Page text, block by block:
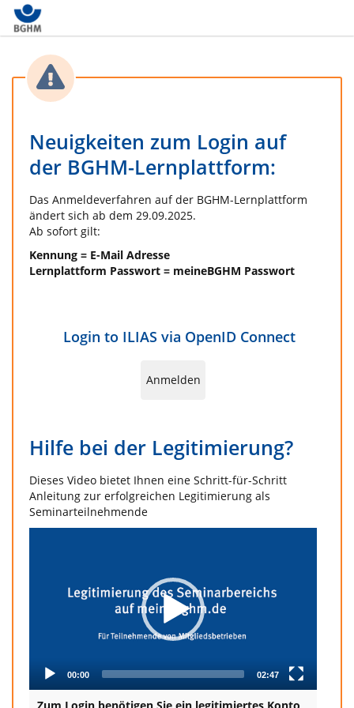
Neuigkeiten zum Login auf
der BGHM-Lernplattform:
Das Anmeldeverfahren auf der BGHM-Lernplattform
ändert sich ab dem 29.09.2025.
Ab sofort gilt:
Kennung = E-Mail Adresse
Lernplattform Passwort = meineBGHM Passwort
Login to ILIAS via OpenID Connect
Anmelden
Hilfe bei der Legitimierung?
Dieses Video bietet Ihnen eine Schritt-für-Schritt
Anleitung zur erfolgreichen Legitimierung als
Seminarteilnehmende
00:00 02:47